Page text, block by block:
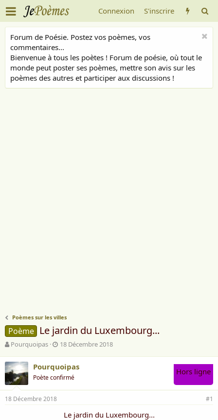
Connexion S'inscrire
Forum de Poésie. Postez vos poèmes, vos
commentaires...
Bienvenue à tous les poètes ! Forum de poésie, où tout le
monde peut poster ses poèmes, mettre son avis sur les
poèmes des autres et participer aux discussions !
Poèmes sur les villes
Poème Le jardin du Luxembourg...
A
t
e
u
r
d
e
Pourquoipas
D
e
d
é
18 Décembre 2018
Pourquoipas
Poète confirmé
Hors ligne
18 Décembre 2018 #1
Le jardin du Luxembourg...